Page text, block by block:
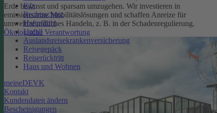
Kfz
Rechtsschutz
Haftpflicht
Unfall
Auslandsreisekrankenversicherung
Reisegepäck
Reiserücktritt
Haus und Wohnen
meineDEVK
Kontakt
Kundendaten ändern
Bescheinigungen
Erde bewusst und sparsam umzugehen. Wir investieren in
emissionsarme Mobilitätslösungen und schaffen Anreize für
umweltfreundliches Handeln, z. B. in der Schadenregulierung.
Ökologische Verantwortung